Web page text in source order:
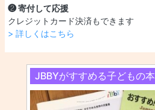
❷ 寄付して応援
クレジットカード決済もできます
> 詳しくはこちら
JBBYがすすめる子どもの本